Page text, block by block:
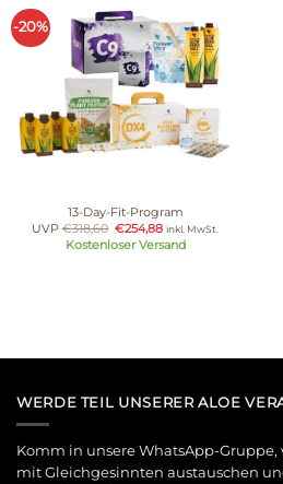
-20%
13-Day-Fit-Program
UVP €318,60 €254,88 inkl. MwSt.
Kostenloser Versand
WERDE TEIL UNSERER ALOE
Komm in unsere WhatsApp-Gruppe,
mit Gleichgesinnten austauschen